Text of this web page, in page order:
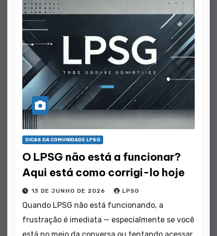
DICAS DA COMUNIDADE LPSG
O LPSG não está a funcionar?
Aqui está como corrigi-lo hoje
13 DE JUNHO DE 2026 LPSG
Quando LPSG não está funcionando, a
frustração é imediata — especialmente se você